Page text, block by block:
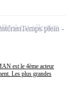
est le 4ème acteur
Les plus grandes
Temps plein
à ma sélection